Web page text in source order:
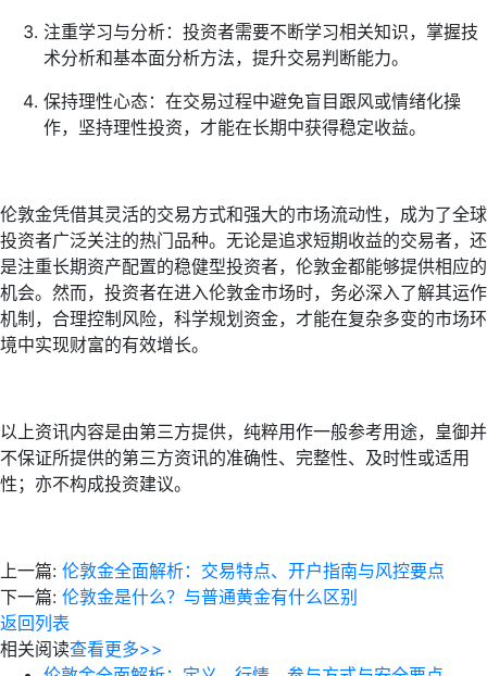
注重学习与分析：投资者需要不断学习相关知识，掌握技
术分析和基本面分析方法，提升交易判断能力。
保持理性心态：在交易过程中避免盲目跟风或情绪化操
作，坚持理性投资，才能在长期中获得稳定收益。
伦敦金凭借其灵活的交易方式和强大的市场流动性，成为了全球
投资者广泛关注的热门品种。无论是追求短期收益的交易者，还
是注重长期资产配置的稳健型投资者，伦敦金都能够提供相应的
机会。然而，投资者在进入伦敦金市场时，务必深入了解其运作
机制，合理控制风险，科学规划资金，才能在复杂多变的市场环
境中实现财富的有效增长。
以上资讯内容是由第三方提供，纯粹用作一般参考用途，皇御并
不保证所提供的第三方资讯的准确性、完整性、及时性或适用
性；亦不构成投资建议。
上一篇: 伦敦金全面解析：交易特点、开户指南与风控要点
下一篇: 伦敦金是什么？与普通黄金有什么区别
返回列表
相关阅读查看更多>>